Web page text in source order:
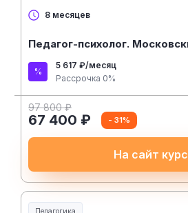
8 месяцев
Педагог-психолог.
5 617 ₽/месяц
Рассрочка 0%
97 800 ₽
67 400 ₽ - 31%
На сайт
Педагогика